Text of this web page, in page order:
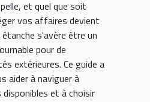
et quel que soit
vos affaires devient
s'avère être un
pour de
extérieures. Ce guide a
aider à naviguer à
et à choisir